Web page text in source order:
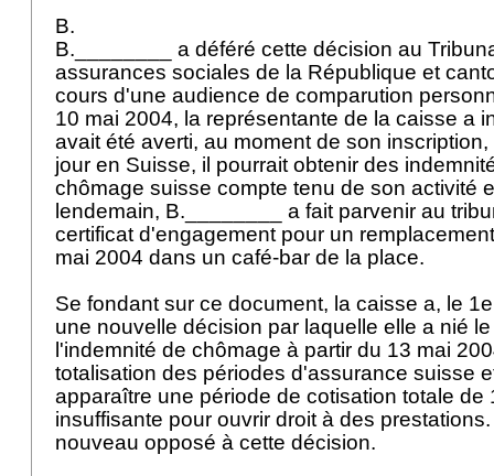
B.
B.________ a déféré cette décision au
assurances sociales de la République et
cours d'une audience de comparution
10 mai 2004, la représentante de la caisse a
avait été averti, au moment de son
jour en Suisse, il pourrait obtenir des
chômage suisse compte tenu de son activité
lendemain, B.________ a fait parvenir au
certificat d'engagement pour un
mai 2004 dans un café-bar de la place.
Se fondant sur ce document, la caisse a, le
une nouvelle décision par laquelle elle a nié
l'indemnité de chômage à partir du 13 mai
totalisation des périodes d'assurance suisse
apparaître une période de cotisation totale de
insuffisante pour ouvrir droit à des
nouveau opposé à cette décision.